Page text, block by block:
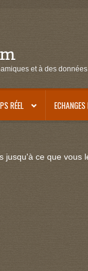
et à des
RÉEL
ce que vous